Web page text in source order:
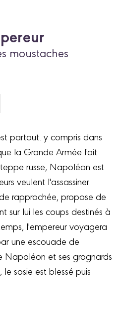
moustaches
partout. y compris dans
la Grande Armée fait
russe, Napoléon est
veulent l'assassiner.
rapprochée, propose de
sur lui les coups destinés à
l'empereur voyagera
une escouade de
Napoléon et ses grognards
sosie est blessé puis